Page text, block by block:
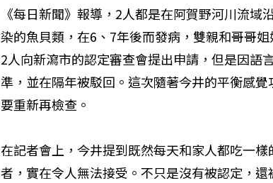
《每日新聞》報導，2人都是在阿賀野河川流
染的魚貝類，在6、7年後而發病，雙親和哥哥
2人向新瀉市的認定審查會提出申請，但是因語
準，並在隔年被駁回。這次隨著今井的平衡感
要重新再檢查。
在記者會上，今井提到既然每天和家人都吃一
者，實在令人無法接受。不只是沒有被認定，